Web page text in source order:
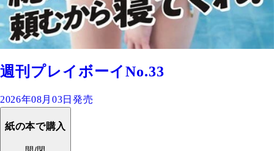
週刊プレイボーイNo.33
2026年08月03日発売
紙の本で購入